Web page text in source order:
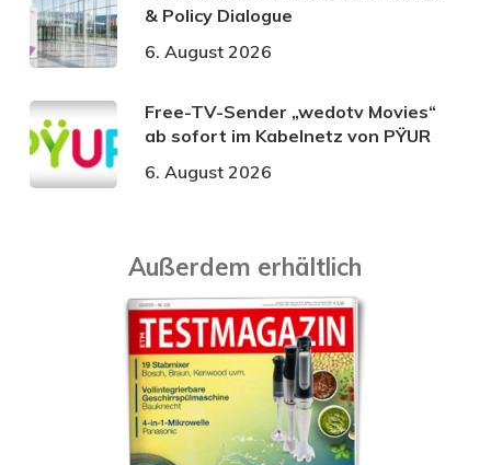
& Policy Dialogue
6. August 2026
Free-TV-Sender „wedotv Movies“
ab sofort im Kabelnetz von PŸUR
6. August 2026
Außerdem erhältlich